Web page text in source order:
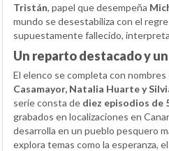
Tristán, papel que desempeña
mundo se desestabiliza con el
supuestamente fallecido,
Un reparto destacado y
El elenco se completa con nombres
Casamayor, Natalia Huarte y
serie consta de diez episodios de
grabados en localizaciones en
desarrolla en un pueblo pesquero
explora temas como la esperanza,